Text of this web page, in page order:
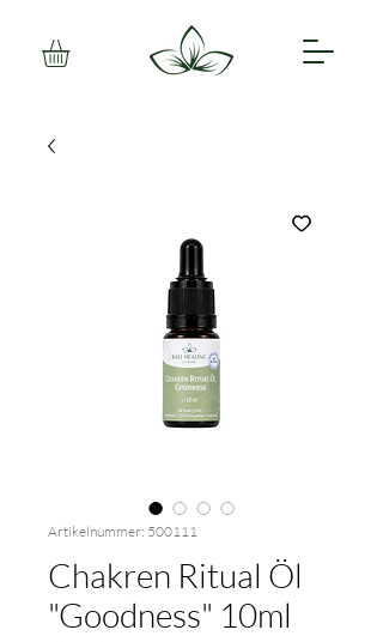
Artikelnummer: 500111
Chakren Ritual Öl
"Goodness" 10ml